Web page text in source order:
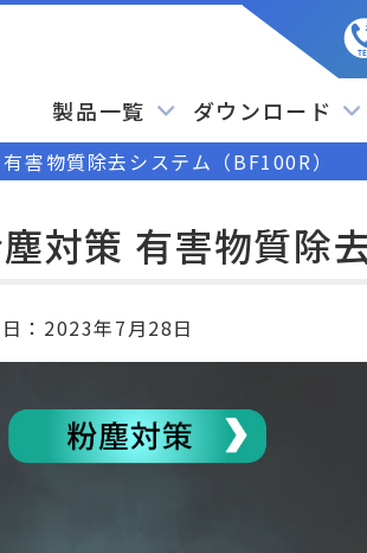
製品一覧 ダウンロード
害物質除去システム（BF100R）
対策 有害物質除
： 2023年7月28日